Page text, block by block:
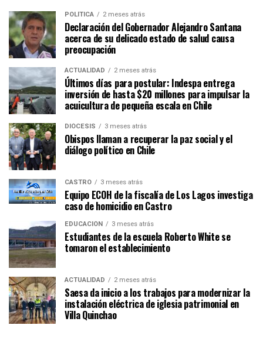
POLÍTICA 2 meses atrás
Declaración del Gobernador Alejandro Santana
acerca de su delicado estado de salud causa
preocupación
ACTUALIDAD 2 meses atrás
Últimos días para postular: Indespa entrega
inversión de hasta $20 millones para impulsar la
acuicultura de pequeña escala en Chile
DIÓCESIS 3 meses atrás
Obispos llaman a recuperar la paz social y el
diálogo político en Chile
CASTRO 3 meses atrás
Equipo ECOH de la fiscalía de Los Lagos investiga
caso de homicidio en Castro
EDUCACIÓN 3 meses atrás
Estudiantes de la escuela Roberto White se
tomaron el establecimiento
ACTUALIDAD 2 meses atrás
Saesa da inicio a los trabajos para modernizar la
instalación eléctrica de iglesia patrimonial en
Villa Quinchao